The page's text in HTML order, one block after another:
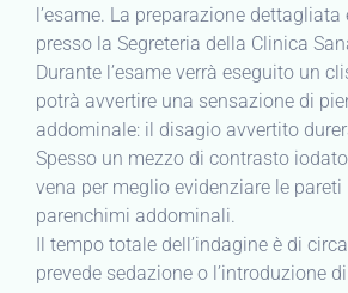
l’esame. La preparazione
presso la Segreteria della Clinica
Durante l’esame verrà eseguito un
potrà avvertire una sensazione di
addominale: il disagio avvertito
Spesso un mezzo di contrasto
vena per meglio evidenziare le
parenchimi addominali.
Il tempo totale dell’indagine è di
prevede sedazione o l’introduzione